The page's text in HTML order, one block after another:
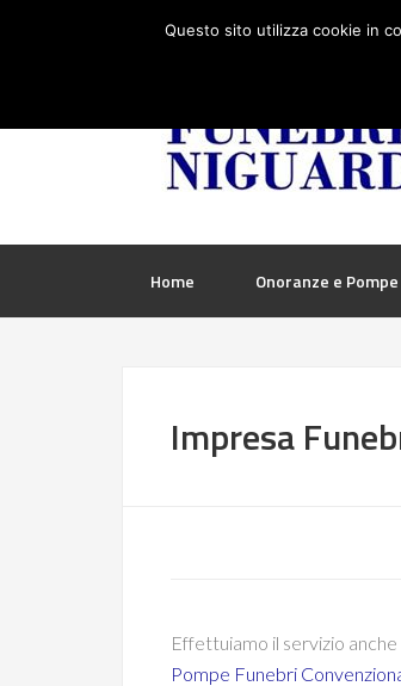
Home Onoranze e
Impresa
Effettuiamo il servizio
Pompe Funebri
Questo sito utilizza cookie in